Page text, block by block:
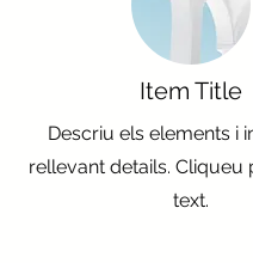
Item Title
Descriu els elements i
rellevant details. Cliqueu
text.